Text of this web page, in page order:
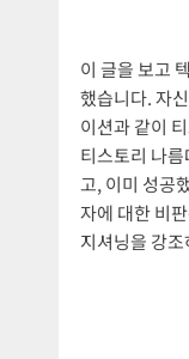
이 글을 보고
했습니다. 자
이션과 같이
티스토리 나
고, 이미 성공
자에 대한 비
지셔닝을 강